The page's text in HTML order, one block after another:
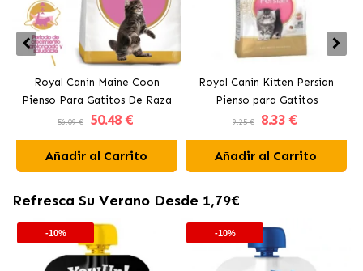
Royal Canin Maine Coon
Pienso Para Gatitos De Raza
56.09 € 50.48 €
Añadir al Carrito
Royal Canin Kitten Persian
Pienso para Gatitos
9.25 € 8.33 €
Añadir al Carrito
Refresca Su Verano Desde 1,79€
-10% -10%